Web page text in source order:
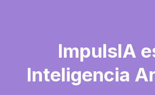
ImpulsIA
Inteligencia